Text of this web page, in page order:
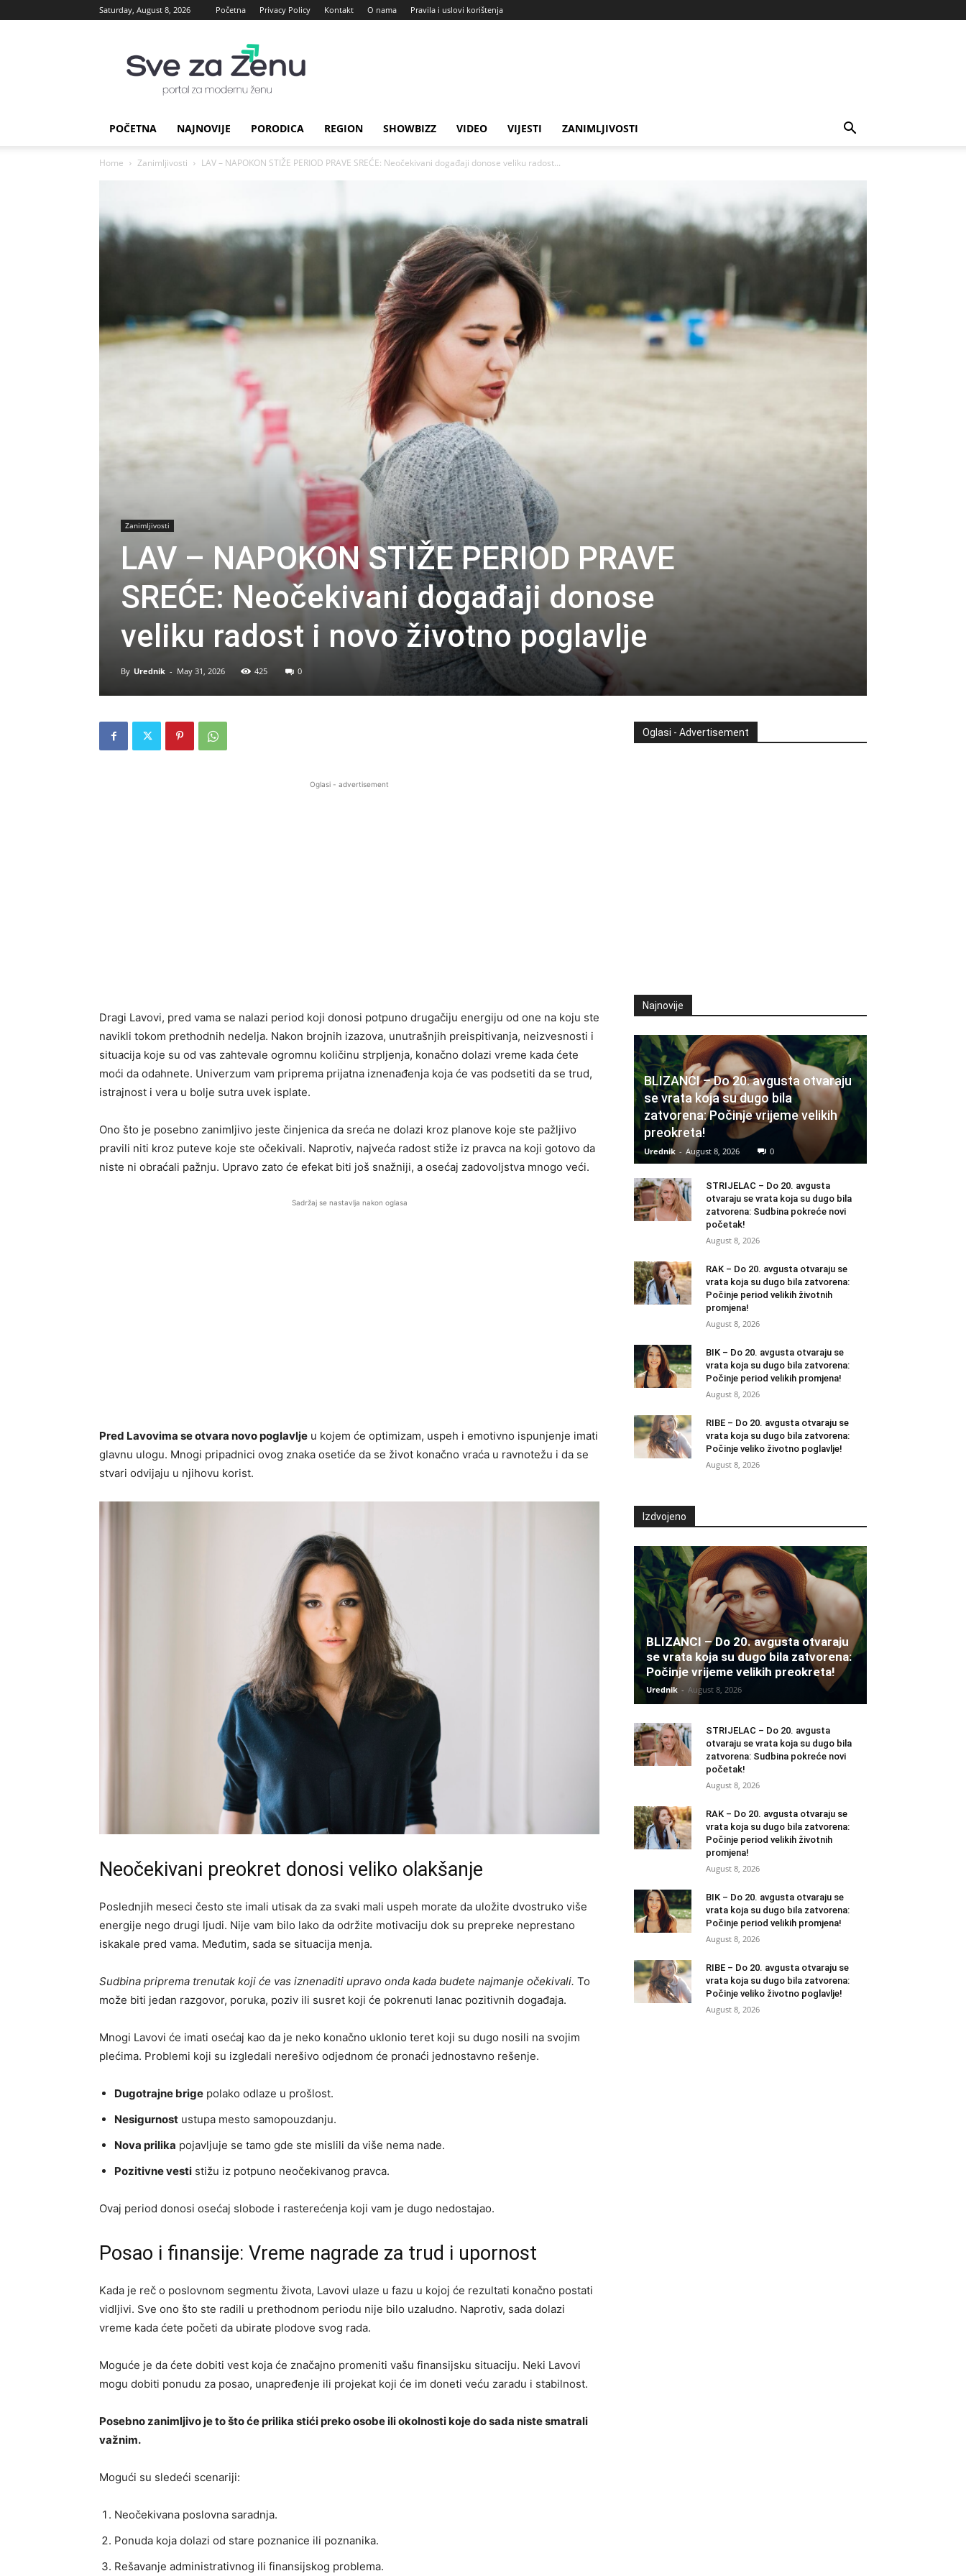
Saturday, August 8, 2026 Početna Privacy Policy Kontakt O nama Pravila i uslovi korištenja
za
Zenu
POČETNA NAJNOVIJE PORODICA REGION SHOWBIZZ VIDEO VIJESTI ZANIMLJIVOSTI
Home Zanimljivosti LAV – NAPOKON STIŽE PERIOD PRAVE SREĆE: Neočekivani događaji donose veliku radost...
Zanimljivosti
LAV – NAPOKON STIŽE PERIOD PRAVE
SREĆE: Neočekivani događaji donose
veliku radost i novo životno poglavlje
By Urednik - May 31, 2026 425 0
Oglasi - advertisement
Dragi Lavovi, pred vama se nalazi period koji donosi potpuno drugačiju energiju od one na koju ste
navikli tokom prethodnih nedelja. Nakon brojnih izazova, unutrašnjih preispitivanja, neizvesnosti i
situacija koje su od vas zahtevale ogromnu količinu strpljenja, konačno dolazi vreme kada ćete
moći da odahnete. Univerzum vam priprema prijatna iznenađenja koja će vas podsetiti da se trud,
istrajnost i vera u bolje sutra uvek isplate.
Ono što je posebno zanimljivo jeste činjenica da sreća ne dolazi kroz planove koje ste pažljivo
pravili niti kroz puteve koje ste očekivali. Naprotiv, najveća radost stiže iz pravca na koji gotovo da
niste ni obraćali pažnju. Upravo zato će efekat biti još snažniji, a osećaj zadovoljstva mnogo veći.
Sadržaj se nastavlja nakon oglasa
Pred Lavovima se otvara novo poglavlje u kojem će optimizam, uspeh i emotivno ispunjenje imati
glavnu ulogu. Mnogi pripadnici ovog znaka osetiće da se život konačno vraća u ravnotežu i da se
stvari odvijaju u njihovu korist.
Neočekivani preokret donosi veliko olakšanje
Poslednjih meseci često ste imali utisak da za svaki mali uspeh morate da uložite dvostruko više
energije nego drugi ljudi. Nije vam bilo lako da održite motivaciju dok su prepreke neprestano
iskakale pred vama. Međutim, sada se situacija menja.
Sudbina priprema trenutak koji će vas iznenaditi upravo onda kada budete najmanje očekivali. To
može biti jedan razgovor, poruka, poziv ili susret koji će pokrenuti lanac pozitivnih događaja.
Mnogi Lavovi će imati osećaj kao da je neko konačno uklonio teret koji su dugo nosili na svojim
plećima. Problemi koji su izgledali nerešivo odjednom će pronaći jednostavno rešenje.
Dugotrajne brige polako odlaze u prošlost.
Nesigurnost ustupa mesto samopouzdanju.
Nova prilika pojavljuje se tamo gde ste mislili da više nema nade.
Pozitivne vesti stižu iz potpuno neočekivanog pravca.
Ovaj period donosi osećaj slobode i rasterećenja koji vam je dugo nedostajao.
Posao i finansije: Vreme nagrade za trud i upornost
Kada je reč o poslovnom segmentu života, Lavovi ulaze u fazu u kojoj će rezultati konačno postati
vidljivi. Sve ono što ste radili u prethodnom periodu nije bilo uzaludno. Naprotiv, sada dolazi
vreme kada ćete početi da ubirate plodove svog rada.
Moguće je da ćete dobiti vest koja će značajno promeniti vašu finansijsku situaciju. Neki Lavovi
mogu dobiti ponudu za posao, unapređenje ili projekat koji će im doneti veću zaradu i stabilnost.
Posebno zanimljivo je to što će prilika stići preko osobe ili okolnosti koje do sada niste smatrali
važnim.
Mogući su sledeći scenariji:
Neočekivana poslovna saradnja.
Ponuda koja dolazi od stare poznanice ili poznanika.
Rešavanje administrativnog ili finansijskog problema.
Oglasi - Advertisement
Najnovije
BLIZANCI – Do 20. avgusta otvaraju
se vrata koja su dugo bila
zatvorena: Počinje vrijeme velikih
preokreta!
Urednik - August 8, 2026 0
STRIJELAC – Do 20. avgusta
otvaraju se vrata koja su dugo bila
zatvorena: Sudbina pokreće novi
početak!
August 8, 2026
RAK – Do 20. avgusta otvaraju se
vrata koja su dugo bila zatvorena:
Počinje period velikih životnih
promjena!
August 8, 2026
BIK – Do 20. avgusta otvaraju se
vrata koja su dugo bila zatvorena:
Počinje period velikih promjena!
August 8, 2026
RIBE – Do 20. avgusta otvaraju se
vrata koja su dugo bila zatvorena:
Počinje veliko životno poglavlje!
August 8, 2026
Izdvojeno
BLIZANCI – Do 20. avgusta otvaraju
se vrata koja su dugo bila zatvorena:
Počinje vrijeme velikih preokreta!
Urednik - August 8, 2026
STRIJELAC – Do 20. avgusta
otvaraju se vrata koja su dugo bila
zatvorena: Sudbina pokreće novi
početak!
August 8, 2026
RAK – Do 20. avgusta otvaraju se
vrata koja su dugo bila zatvorena:
Počinje period velikih životnih
promjena!
August 8, 2026
BIK – Do 20. avgusta otvaraju se
vrata koja su dugo bila zatvorena:
Počinje period velikih promjena!
August 8, 2026
RIBE – Do 20. avgusta otvaraju se
vrata koja su dugo bila zatvorena:
Počinje veliko životno poglavlje!
August 8, 2026